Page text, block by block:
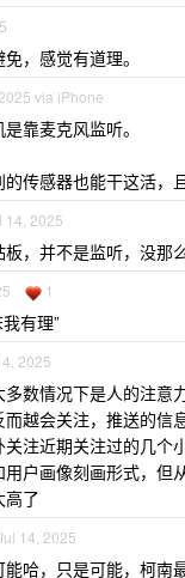
，感觉有道理。
via iPhone
靠麦克风监听。
传感器也能干这活，
14, 2025
，并不是监听，没那
1
有理”
2025
数情况下是人的注意
越会关注，推送的信
注近期关注过的几个
户画像刻画形式，但
高了
14, 2025
哈，只是可能，柯南